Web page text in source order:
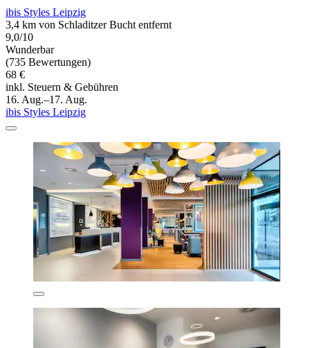
ibis Styles Leipzig
3,4 km von Schladitzer Bucht entfernt
9,0/10
Wunderbar
(735 Bewertungen)
68 €
inkl. Steuern & Gebühren
16. Aug.–17. Aug.
ibis Styles Leipzig